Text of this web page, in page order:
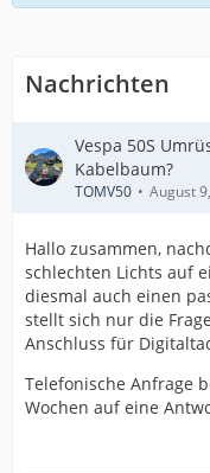
Nachrichten
Vespa 50S
Kabelbaum?
TOMV50 August
Hallo zusammen,
schlechten Lichts auf
diesmal auch einen
stellt sich nur die
Anschluss für
Telefonische Anfrage
Wochen auf eine